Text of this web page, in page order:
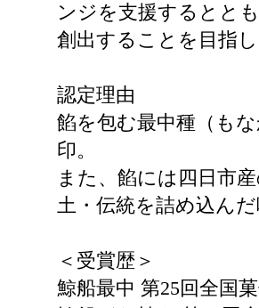
ンジを支援するとと
創出することを目指し
認定理由
餡を包む最中種（も
印。
また、餡には四日市
土・伝統を詰め込ん
＜受賞歴＞
鯨船最中 第25